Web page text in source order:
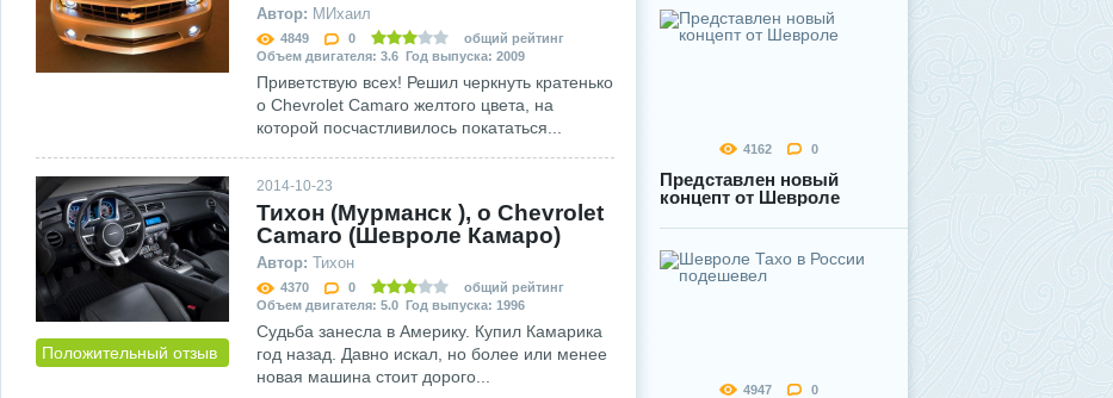
Автор: МИхаил
4849 0
общий рейтинг
Объем двигателя: 3.6 Год выпуска: 2009
Приветствую всех! Решил черкнуть кратенько
о Chevrolet Camaro желтого цвета, на
которой посчастливилось покататься...
Положительный отзыв
2014-10-23
Тихон (Мурманск ), о Сhevrolet
Сamaro (Шевроле Камаро)
Автор: Тихон
4370 0
общий рейтинг
Объем двигателя: 5.0 Год выпуска: 1996
Судьба занесла в Америку. Купил Камарика
год назад. Давно искал, но более или менее
новая машина стоит дорого...
4162 0
Представлен новый
концепт от Шевроле
4947 0